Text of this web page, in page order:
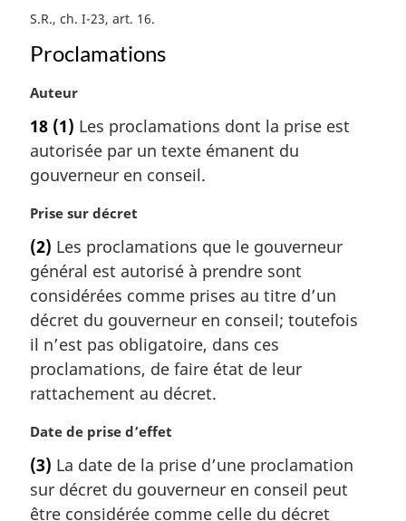
r
g
i
n
l
e
S.R., ch. I-23, art. 16
Proclamations
N
t
e
m
r
i
n
a
e
:
Auteur
18 (1) Les proclamations dont la prise est
autorisée par un texte émanent du
gouverneur en conseil.
N
t
e
m
a
g
i
n
l
:
Prise sur décret
(2) Les proclamations que le gouverneur
général est autorisé à prendre sont
considérées comme prises au titre d’un
décret du gouverneur en conseil; toutefois
il n’est pas obligatoire, dans ces
proclamations, de faire état de leur
rattachement au décret.
N
t
e
m
Date de prise d’effet
(3) La date de la prise d’une proclamation
sur décret du gouverneur en conseil peut
être considérée comme celle du décret